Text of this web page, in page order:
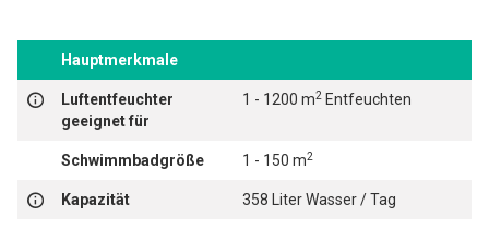
Hauptmerkmale
Luftentfeuchter
geeignet für
1 - 1200 m2 Entfeuchten
Schwimmbadgröße 1 - 150 m2
Kapazität 358 Liter Wasser / Tag